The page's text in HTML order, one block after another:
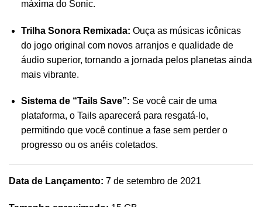
máxima do Sonic.
Trilha Sonora Remixada: Ouça as músicas icônicas
do jogo original com novos arranjos e qualidade de
áudio superior, tornando a jornada pelos planetas ainda
mais vibrante.
Sistema de “Tails Save”: Se você cair de uma
plataforma, o Tails aparecerá para resgatá-lo,
permitindo que você continue a fase sem perder o
progresso ou os anéis coletados.
Data de Lançamento: 7 de setembro de 2021